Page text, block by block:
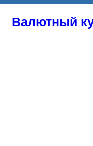
Валютный